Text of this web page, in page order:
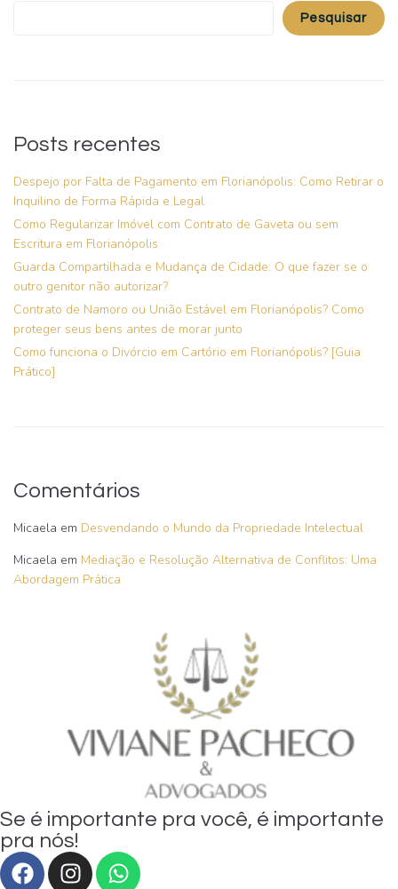
Pesquisar
Posts recentes
Despejo por Falta de Pagamento em Florianópolis: Como Retirar o
Inquilino de Forma Rápida e Legal
Como Regularizar Imóvel com Contrato de Gaveta ou sem
Escritura em Florianópolis
Guarda Compartilhada e Mudança de Cidade: O que fazer se o
outro genitor não autorizar?
Contrato de Namoro ou União Estável em Florianópolis? Como
proteger seus bens antes de morar junto
Como funciona o Divórcio em Cartório em Florianópolis? [Guia
Prático]
Comentários
Micaela em Desvendando o Mundo da Propriedade Intelectual
Micaela em Mediação e Resolução Alternativa de Conflitos: Uma
Abordagem Prática
Se é importante pra você, é importante
pra nós!